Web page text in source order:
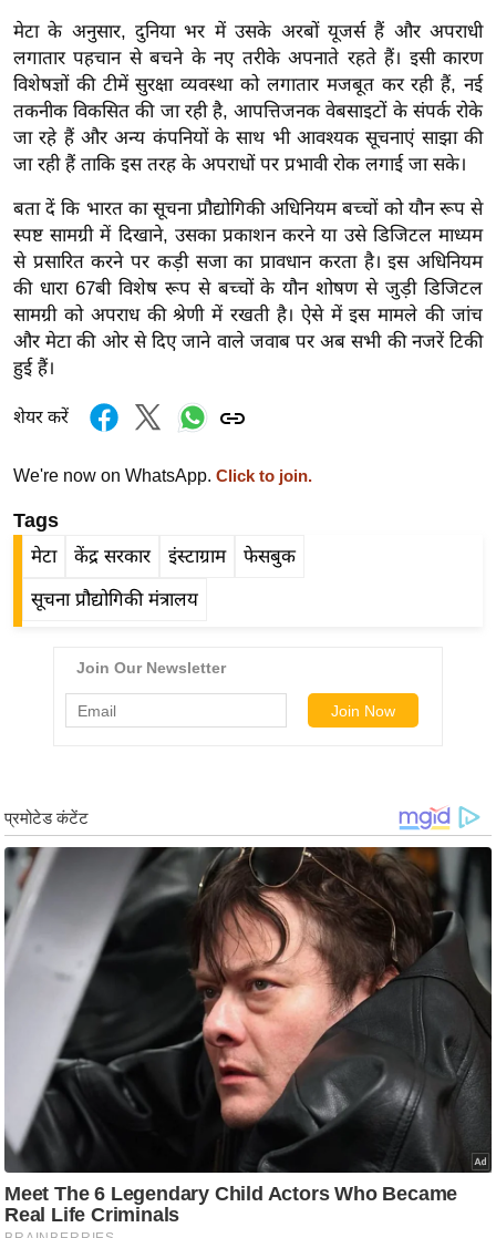
न
ज
ग
त
बॉ
वु
ड
हॉ
ली
वु
ड
ल्म
मी
क्षा
B
e
e
w
s
ला
क्नॉ
लॉ
जी
ब्यू
टी
मेटा के अनुसार, दुनिया भर में उसके अरबों यूजर्स हैं और अपराधी
लगातार पहचान से बचने के नए तरीके अपनाते रहते हैं। इसी कारण
विशेषज्ञों की टीमें सुरक्षा व्यवस्था को लगातार मजबूत कर रही हैं, नई
तकनीक विकसित की जा रही है, आपत्तिजनक वेबसाइटों के संपर्क रोके
जा रहे हैं और अन्य कंपनियों के साथ भी आवश्यक सूचनाएं साझा की
जा रही हैं ताकि इस तरह के अपराधों पर प्रभावी रोक लगाई जा सके।
बता दें कि भारत का सूचना प्रौद्योगिकी अधिनियम बच्चों को यौन रूप से
स्पष्ट सामग्री में दिखाने, उसका प्रकाशन करने या उसे डिजिटल माध्यम
से प्रसारित करने पर कड़ी सजा का प्रावधान करता है। इस अधिनियम
की धारा 67बी विशेष रूप से बच्चों के यौन शोषण से जुड़ी डिजिटल
सामग्री को अपराध की श्रेणी में रखती है। ऐसे में इस मामले की जांच
और मेटा की ओर से दिए जाने वाले जवाब पर अब सभी की नजरें टिकी
हुई हैं।
शेयर करें
We're now on WhatsApp. Click to join.
Tags
मेटा केंद्र सरकार इंस्टाग्राम फेसबुक
सूचना प्रौद्योगिकी मंत्रालय